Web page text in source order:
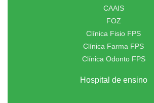
CAAIS
FOZ
Clínica Fisio FPS
Clínica Farma FPS
Clínica Odonto FPS
Hospital de ensino